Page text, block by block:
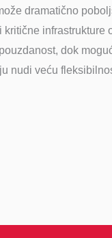
dramatično
infrastrukture
dok
nudi veću